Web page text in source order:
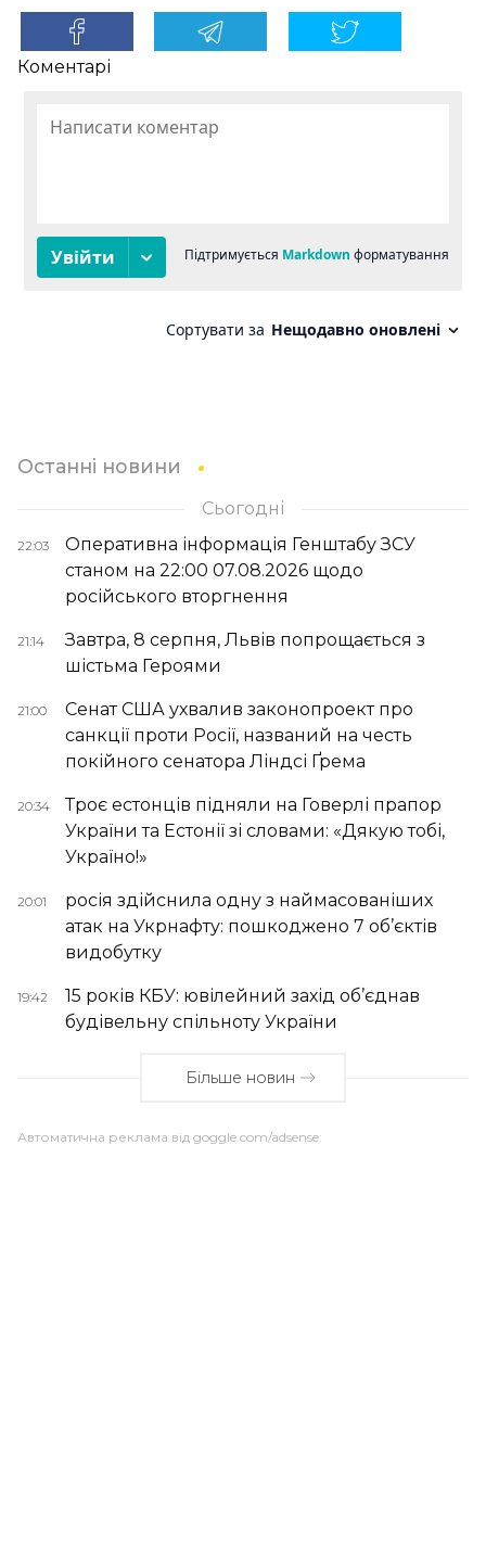
Коментарі
Останні новини
Сьогодні
22:03
Оперативна інформація Генштабу ЗСУ
станом на 22:00 07.08.2026 щодо
російського вторгнення
21:14
Завтра, 8 серпня, Львів попрощається з
шістьма Героями
21:00
Сенат США ухвалив законопроект про
санкції проти Росії, названий на честь
покійного сенатора Ліндсі Ґрема
20:34
Троє естонців підняли на Говерлі прапор
України та Естонії зі словами: «Дякую тобі,
Україно!»
20:01
росія здійснила одну з наймасованіших
атак на Укрнафту: пошкоджено 7 об’єктів
видобутку
19:42
15 років КБУ: ювілейний захід об’єднав
будівельну спільноту України
Більше новин
Автоматична реклама від goggle.com/adsense: